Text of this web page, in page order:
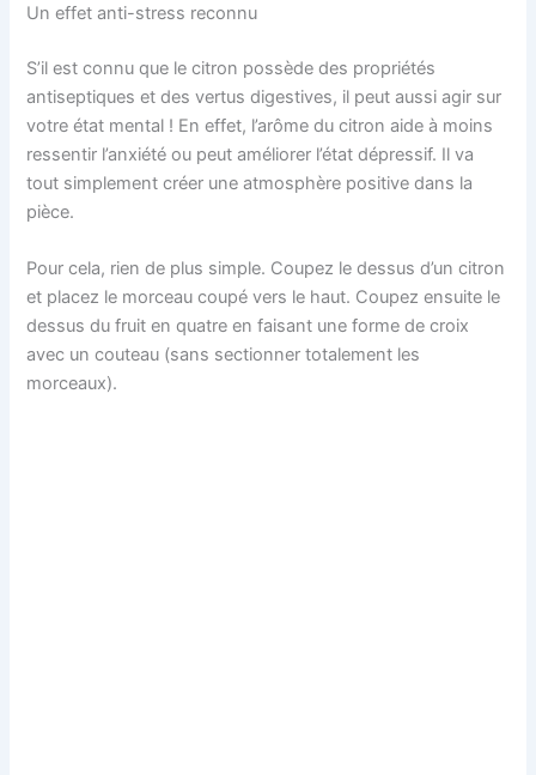
Un effet anti-stress reconnu
S’il est connu que le citron possède des propriétés
antiseptiques et des vertus digestives, il peut aussi agir sur
votre état mental ! En effet, l’arôme du citron aide à moins
ressentir l’anxiété ou peut améliorer l’état dépressif. Il va
tout simplement créer une atmosphère positive dans la
pièce.
Pour cela, rien de plus simple. Coupez le dessus d’un citron
et placez le morceau coupé vers le haut. Coupez ensuite le
dessus du fruit en quatre en faisant une forme de croix
avec un couteau (sans sectionner totalement les
morceaux).